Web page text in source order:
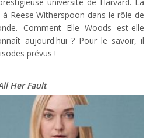
Reese Witherspoon dans le rôle de
Comment Elle Woods est-elle
aujourd'hui ? Pour le savoir, il
prévus !
Her Fault